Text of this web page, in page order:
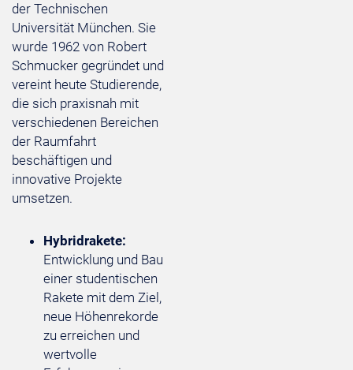
der Technischen
Universität München. Sie
wurde 1962 von Robert
Schmucker gegründet und
vereint heute Studierende,
die sich praxisnah mit
verschiedenen Bereichen
der Raumfahrt
beschäftigen und
innovative Projekte
umsetzen.
Hybridrakete:
Entwicklung und Bau
einer studentischen
Rakete mit dem Ziel,
neue Höhenrekorde
zu erreichen und
wertvolle